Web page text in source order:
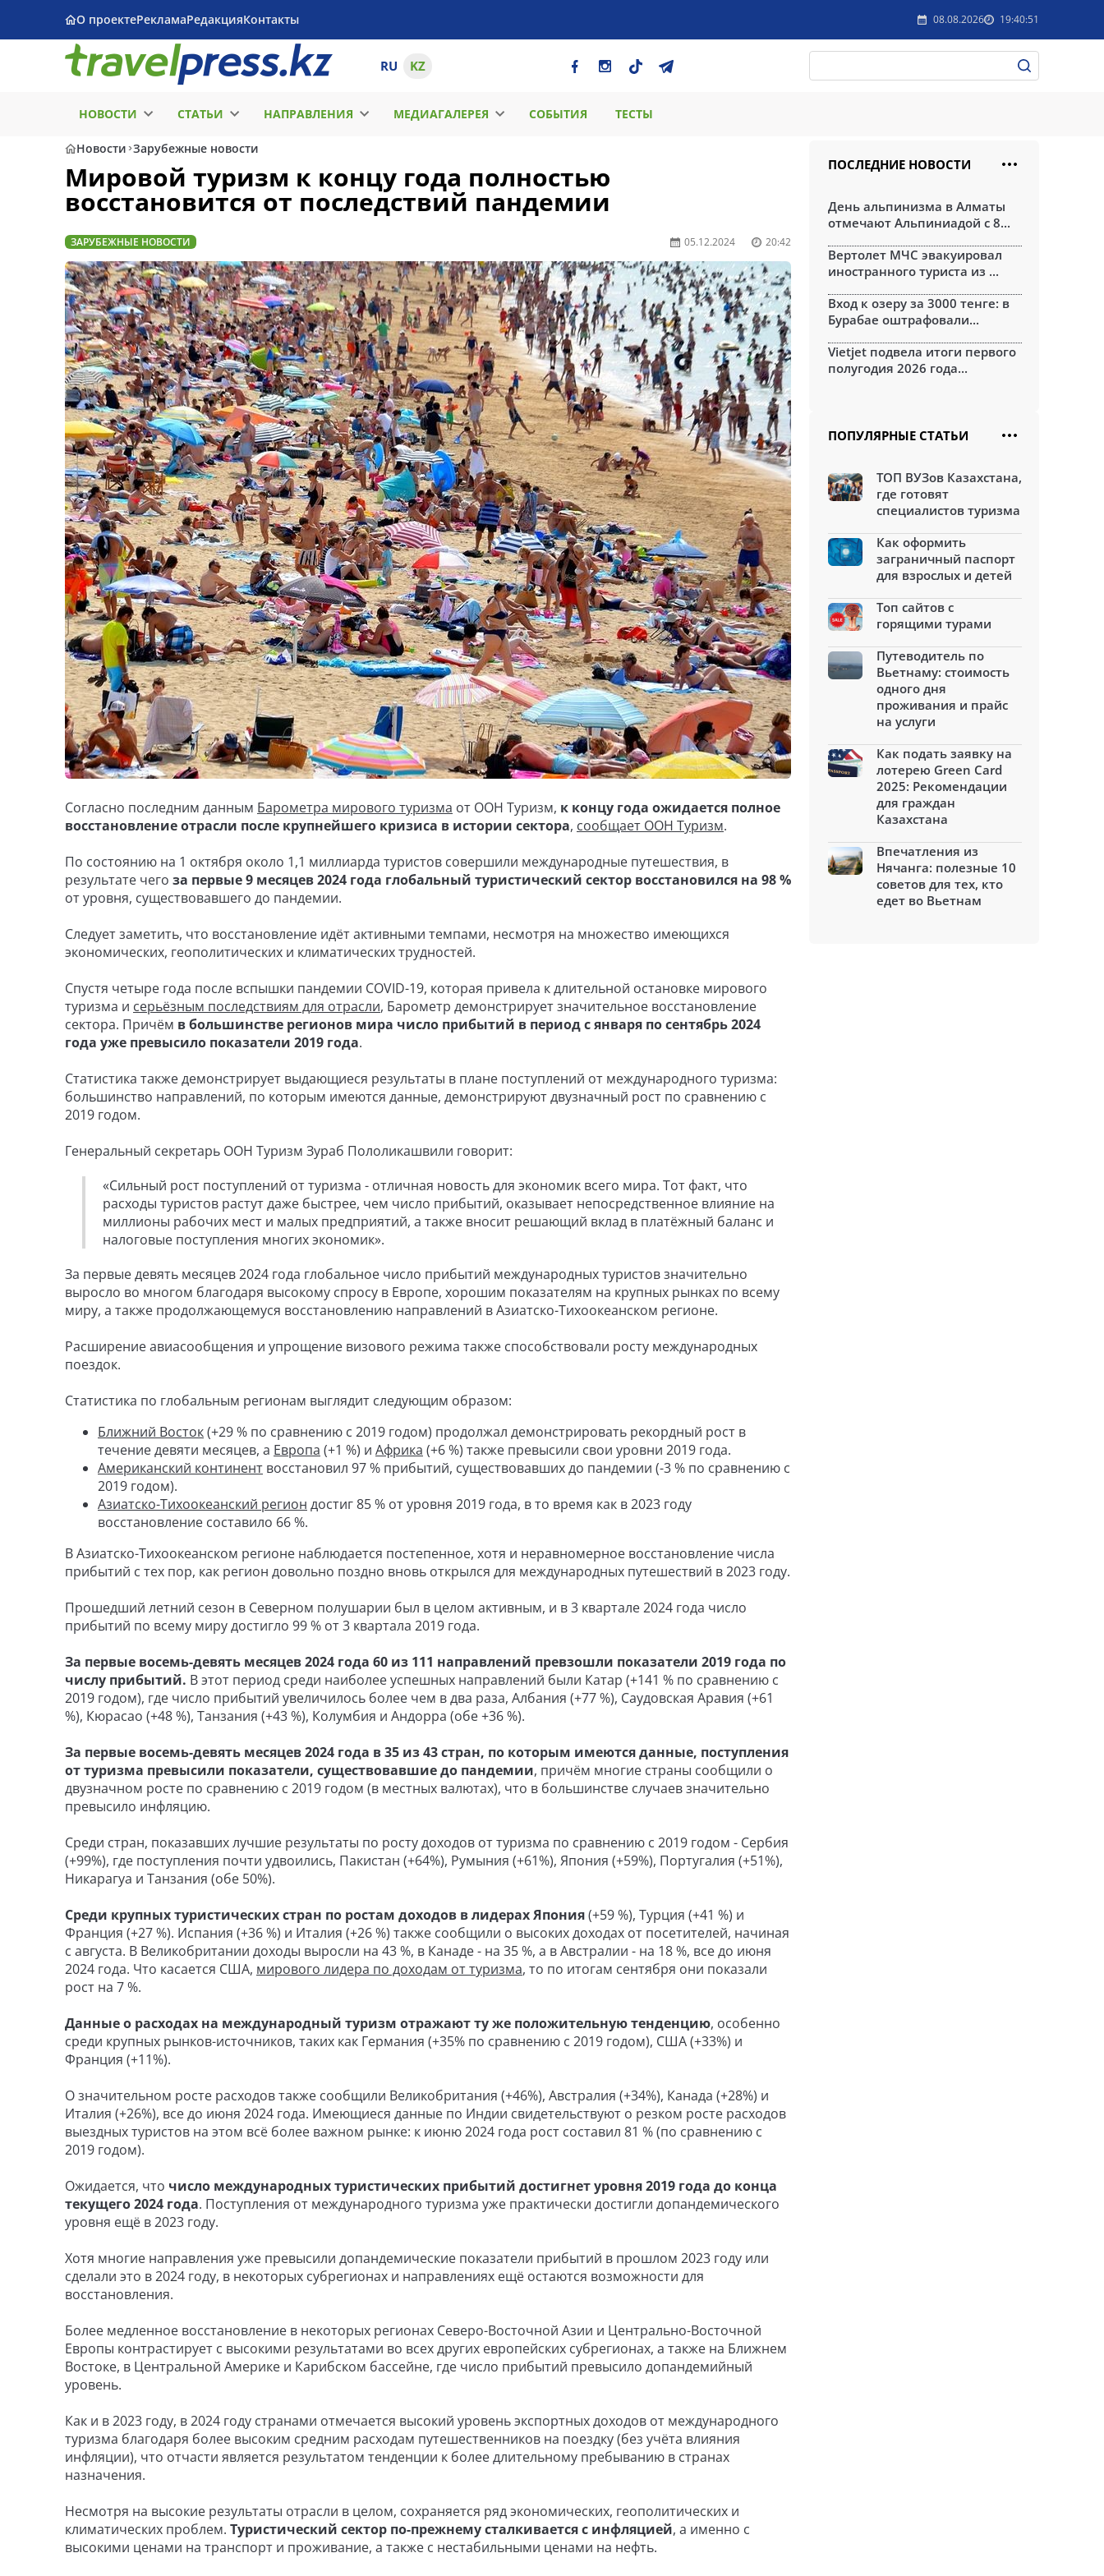
О проектеРекламаРедакцияКонтакты 08.08.2026 19:40:51
RU KZ
НОВОСТИ СТАТЬИ НАПРАВЛЕНИЯ МЕДИАГАЛЕРЕЯ СОБЫТИЯ ТЕСТЫ
Новости Зарубежные новости
Мировой туризм к концу года полностью
восстановится от последствий пандемии
ЗАРУБЕЖНЫЕ НОВОСТИ 05.12.2024 20:42
Согласно последним данным Барометра мирового туризма от ООН Туризм, к концу года ожидается полное
восстановление отрасли после крупнейшего кризиса в истории сектора, сообщает ООН Туризм.
По состоянию на 1 октября около 1,1 миллиарда туристов совершили международные путешествия, в
результате чего за первые 9 месяцев 2024 года глобальный туристический сектор восстановился на 98 %
от уровня, существовавшего до пандемии.
Следует заметить, что восстановление идёт активными темпами, несмотря на множество имеющихся
экономических, геополитических и климатических трудностей.
Спустя четыре года после вспышки пандемии COVID-19, которая привела к длительной остановке мирового
туризма и серьёзным последствиям для отрасли, Барометр демонстрирует значительное восстановление
сектора. Причём в большинстве регионов мира число прибытий в период с января по сентябрь 2024
года уже превысило показатели 2019 года.
Статистика также демонстрирует выдающиеся результаты в плане поступлений от международного туризма:
большинство направлений, по которым имеются данные, демонстрируют двузначный рост по сравнению с
2019 годом.
Генеральный секретарь ООН Туризм Зураб Пололикашвили говорит:
«Сильный рост поступлений от туризма - отличная новость для экономик всего мира. Тот факт, что
расходы туристов растут даже быстрее, чем число прибытий, оказывает непосредственное влияние на
миллионы рабочих мест и малых предприятий, а также вносит решающий вклад в платёжный баланс и
налоговые поступления многих экономик».
За первые девять месяцев 2024 года глобальное число прибытий международных туристов значительно
выросло во многом благодаря высокому спросу в Европе, хорошим показателям на крупных рынках по всему
миру, а также продолжающемуся восстановлению направлений в Азиатско-Тихоокеанском регионе.
Расширение авиасообщения и упрощение визового режима также способствовали росту международных
поездок.
Статистика по глобальным регионам выглядит следующим образом:
Ближний Восток(+29 % по сравнению с 2019 годом) продолжал демонстрировать рекордный рост в
течение девяти месяцев, а Европа (+1 %) и Африка (+6 %) также превысили свои уровни 2019 года.
Американский континент восстановил 97 % прибытий, существовавших до пандемии (-3 % по сравнению с
2019 годом).
Азиатско-Тихоокеанский регион достиг 85 % от уровня 2019 года, в то время как в 2023 году
восстановление составило 66 %.
В Азиатско-Тихоокеанском регионе наблюдается постепенное, хотя и неравномерное восстановление числа
прибытий с тех пор, как регион довольно поздно вновь открылся для международных путешествий в 2023 году.
Прошедший летний сезон в Северном полушарии был в целом активным, и в 3 квартале 2024 года число
прибытий по всему миру достигло 99 % от 3 квартала 2019 года.
За первые восемь-девять месяцев 2024 года 60 из 111 направлений превзошли показатели 2019 года по
числу прибытий. В этот период среди наиболее успешных направлений были Катар (+141 % по сравнению с
2019 годом), где число прибытий увеличилось более чем в два раза, Албания (+77 %), Саудовская Аравия (+61
%), Кюрасао (+48 %), Танзания (+43 %), Колумбия и Андорра (обе +36 %).
За первые восемь-девять месяцев 2024 года в 35 из 43 стран, по которым имеются данные, поступления
от туризма превысили показатели, существовавшие до пандемии, причём многие страны сообщили о
двузначном росте по сравнению с 2019 годом (в местных валютах), что в большинстве случаев значительно
превысило инфляцию.
Среди стран, показавших лучшие результаты по росту доходов от туризма по сравнению с 2019 годом - Сербия
(+99%), где поступления почти удвоились, Пакистан (+64%), Румыния (+61%), Япония (+59%), Португалия (+51%),
Никарагуа и Танзания (обе 50%).
Среди крупных туристических стран по ростам доходов в лидерах Япония(+59 %), Турция (+41 %) и
Франция (+27 %). Испания (+36 %) и Италия (+26 %) также сообщили о высоких доходах от посетителей, начиная
с августа. В Великобритании доходы выросли на 43 %, в Канаде - на 35 %, а в Австралии - на 18 %, все до июня
2024 года. Что касается США, мирового лидера по доходам от туризма, то по итогам сентября они показали
рост на 7 %.
Данные о расходах на международный туризм отражают ту же положительную тенденцию, особенно
среди крупных рынков-источников, таких как Германия (+35% по сравнению с 2019 годом), США (+33%) и
Франция (+11%).
О значительном росте расходов также сообщили Великобритания (+46%), Австралия (+34%), Канада (+28%) и
Италия (+26%), все до июня 2024 года. Имеющиеся данные по Индии свидетельствуют о резком росте расходов
выездных туристов на этом всё более важном рынке: к июню 2024 года рост составил 81 % (по сравнению с
2019 годом).
Ожидается, что число международных туристических прибытий достигнет уровня 2019 года до конца
текущего 2024 года. Поступления от международного туризма уже практически достигли допандемического
уровня ещё в 2023 году.
Хотя многие направления уже превысили допандемические показатели прибытий в прошлом 2023 году или
сделали это в 2024 году, в некоторых субрегионах и направлениях ещё остаются возможности для
восстановления.
Более медленное восстановление в некоторых регионах Северо-Восточной Азии и Центрально-Восточной
Европы контрастирует с высокими результатами во всех других европейских субрегионах, а также на Ближнем
Востоке, в Центральной Америке и Карибском бассейне, где число прибытий превысило допандемийный
уровень.
Как и в 2023 году, в 2024 году странами отмечается высокий уровень экспортных доходов от международного
туризма благодаря более высоким средним расходам путешественников на поездку (без учёта влияния
инфляции), что отчасти является результатом тенденции к более длительному пребыванию в странах
назначения.
Несмотря на высокие результаты отрасли в целом, сохраняется ряд экономических, геополитических и
климатических проблем. Туристический сектор по-прежнему сталкивается с инфляцией, а именно с
высокими ценами на транспорт и проживание, а также с нестабильными ценами на нефть.
ПОСЛЕДНИЕ НОВОСТИ
День альпинизма в Алматы
отмечают Альпиниадой с 8...
Вертолет МЧС эвакуировал
иностранного туриста из ...
Вход к озеру за 3000 тенге: в
Бурабае оштрафовали...
Vietjet подвела итоги первого
полугодия 2026 года...
ПОПУЛЯРНЫЕ СТАТЬИ
ТОП ВУЗов Казахстана,
где готовят
специалистов туризма
Как оформить
заграничный паспорт
для взрослых и детей
Топ сайтов с
горящими турами
Путеводитель по
Вьетнаму: стоимость
одного дня
проживания и прайс
на услуги
Как подать заявку на
лотерею Green Card
2025: Рекомендации
для граждан
Казахстана
Впечатления из
Нячанга: полезные 10
советов для тех, кто
едет во Вьетнам